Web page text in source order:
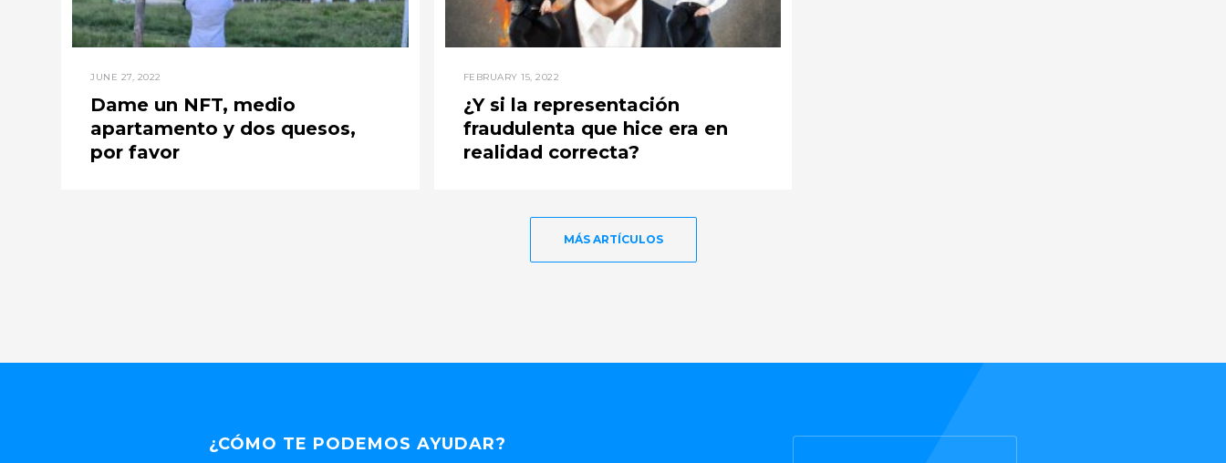
JUNE 27, 2022
Dame un NFT, medio
apartamento y dos quesos,
por favor
FEBRUARY 15, 2022
¿Y si la representación
fraudulenta que hice era en
realidad correcta?
MÁS ARTÍCULOS
¿CÓMO TE PODEMOS AYUDAR?